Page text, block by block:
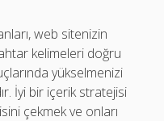
web sitenizin
kelimeleri doğru
yükselmenizi
İyi bir içerik stratejisi
çekmek ve onları